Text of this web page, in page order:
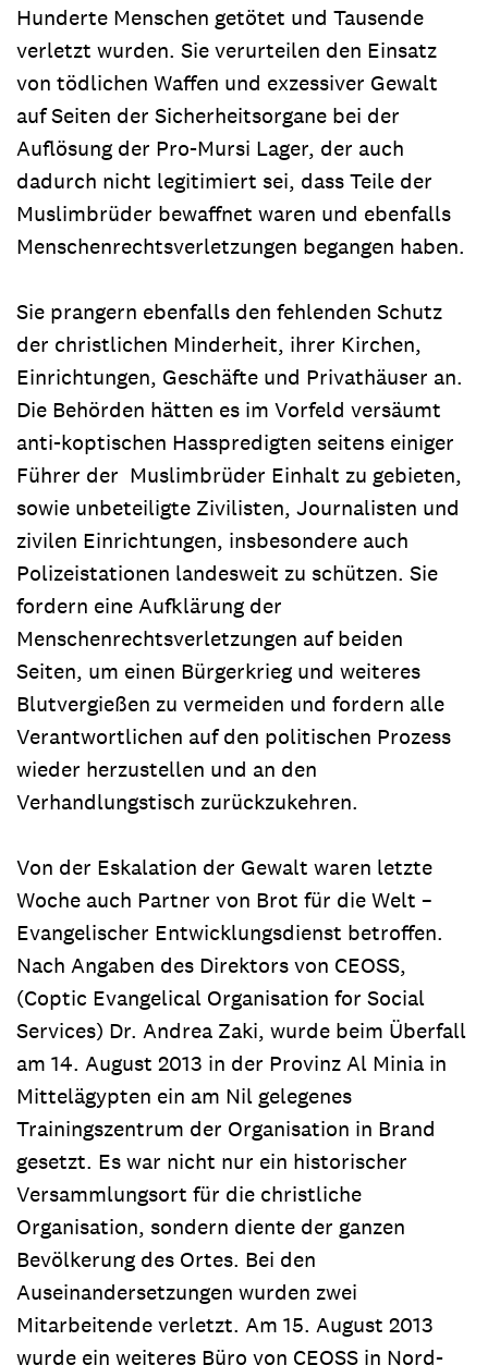
Hunderte Menschen getötet und Tausende
verletzt wurden. Sie verurteilen den Einsatz
von tödlichen Waffen und exzessiver Gewalt
auf Seiten der Sicherheitsorgane bei der
Auflösung der Pro-Mursi Lager, der auch
dadurch nicht legitimiert sei, dass Teile der
Muslimbrüder bewaffnet waren und ebenfalls
Menschenrechtsverletzungen begangen haben.
Sie prangern ebenfalls den fehlenden Schutz
der christlichen Minderheit, ihrer Kirchen,
Einrichtungen, Geschäfte und Privathäuser an.
Die Behörden hätten es im Vorfeld versäumt
anti-koptischen Hasspredigten seitens einiger
Führer der Muslimbrüder Einhalt zu gebieten,
sowie unbeteiligte Zivilisten, Journalisten und
zivilen Einrichtungen, insbesondere auch
Polizeistationen landesweit zu schützen. Sie
fordern eine Aufklärung der
Menschenrechtsverletzungen auf beiden
Seiten, um einen Bürgerkrieg und weiteres
Blutvergießen zu vermeiden und fordern alle
Verantwortlichen auf den politischen Prozess
wieder herzustellen und an den
Verhandlungstisch zurückzukehren.
Von der Eskalation der Gewalt waren letzte
Woche auch Partner von Brot für die Welt –
Evangelischer Entwicklungsdienst betroffen.
Nach Angaben des Direktors von CEOSS,
(Coptic Evangelical Organisation for Social
Services) Dr. Andrea Zaki, wurde beim Überfall
am 14. August 2013 in der Provinz Al Minia in
Mittelägypten ein am Nil gelegenes
Trainingszentrum der Organisation in Brand
gesetzt. Es war nicht nur ein historischer
Versammlungsort für die christliche
Organisation, sondern diente der ganzen
Bevölkerung des Ortes. Bei den
Auseinandersetzungen wurden zwei
Mitarbeitende verletzt. Am 15. August 2013
wurde ein weiteres Büro von CEOSS in Nord-